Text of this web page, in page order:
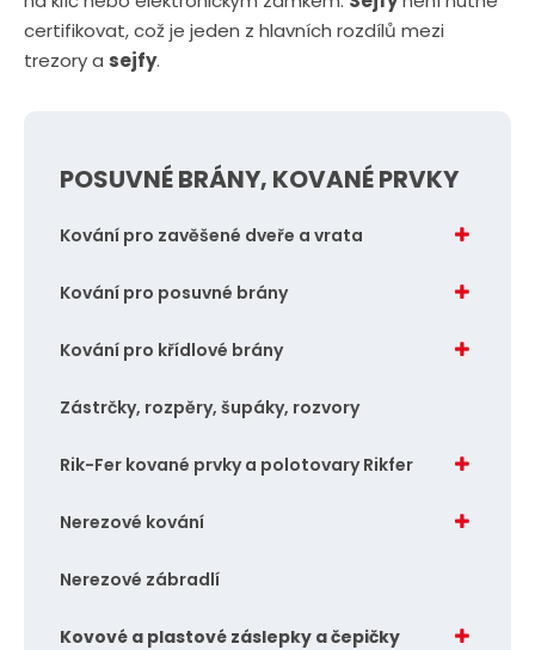
certifikovat, což je jeden z hlavních rozdílů mezi
trezory a sejfy.
POSUVNÉ BRÁNY, KOVANÉ PRVKY
Kování pro zavěšené dveře a vrata
Kování pro posuvné brány
Kování pro křídlové brány
Zástrčky, rozpěry, šupáky, rozvory
Rik-Fer kované prvky a polotovary Rikfer
Nerezové kování
Nerezové zábradlí
Kovové a plastové záslepky a čepičky